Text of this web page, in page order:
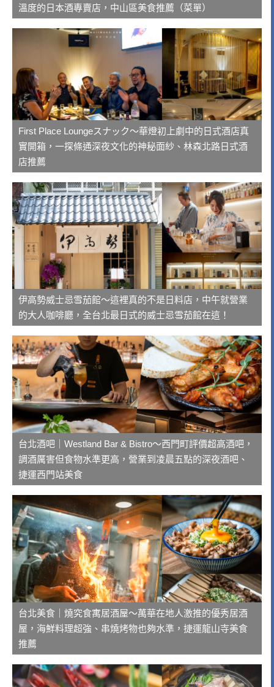
溫度的日本酒專賣店，中山區美食推薦（菜單）
First Place Loungeスナック～華燈初上劇中的日式酒店真
實開箱，一探條通深夜文化的神秘面紗、林森北路日式酒
店推薦
伊高勢威士忌雪茄館～這裡真的不是日料店，中午就營業
的大人咖啡廳，全台北最日式的威士忌雪茄館在這！
台北酒吧｜Westland Bar & Bistro～西門町評價超高酒吧，
調酒厲害但食物水準更高，營業到凌晨五點的深夜酒吧、
捷運西門站美食
台北美食｜燒究食寓居酒屋～萬華在地人激推的優秀居酒
屋，海鮮料理超強、串燒烤物也夠水準，捷運龍山寺美食
推薦